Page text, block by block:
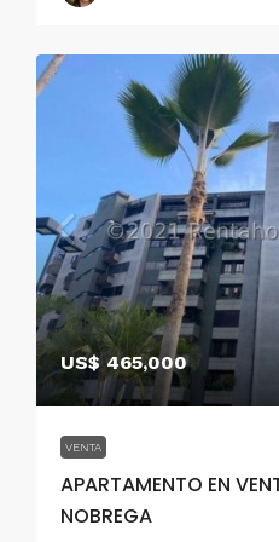
US$ 465,000
VENTA
APARTAMENTO EN
NOBREGA